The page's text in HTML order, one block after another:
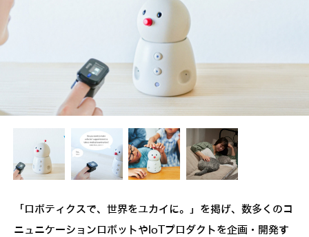
「ロボティクスで、世界をユカイに。」を掲げ、数多くのコ
ニュニケーションロボットやIoTプロダクトを企画・開発す